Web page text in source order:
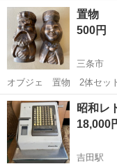
れ等ございます 気になる方はご遠慮ください プロフィール必読のう
え、ご連絡お願いします
新潟 三条市 イン
置物
500円
三条市
オブジェ 置物 2体セット およその高さ ３１cm どちらのお土産
は不明です おそらく木製
ございます 気になる方はご遠慮ください プロフィール必読のうえ、ご
連絡お願いします
新潟 三条市 イン
昭和レ
18,000
吉田駅